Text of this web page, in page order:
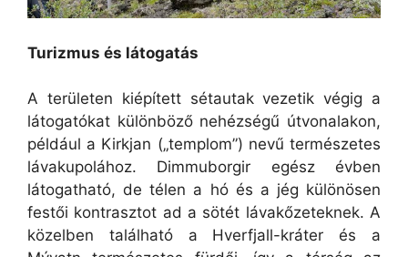
Turizmus és látogatás
A területen kiépített sétautak vezetik végig a
látogatókat különböző nehézségű útvonalakon,
például a Kirkjan („templom”) nevű természetes
lávakupolához. Dimmuborgir egész évben
látogatható, de télen a hó és a jég különösen
festői kontrasztot ad a sötét lávakőzeteknek. A
közelben található a Hverfjall-kráter és a